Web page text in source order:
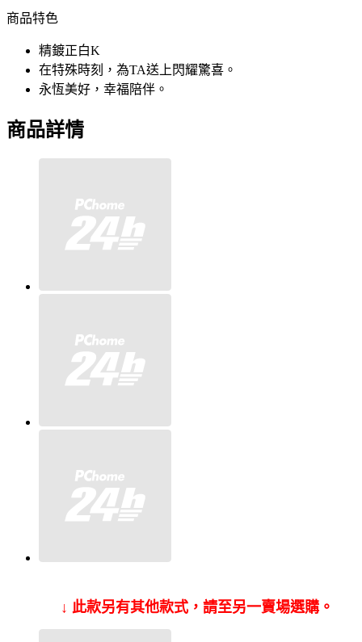
商品特色
精鍍正白K
在特殊時刻，為TA送上閃耀驚喜。
永恆美好，幸福陪伴。
商品詳情
↓ 此款另有其他款式，請至另一賣場選購。